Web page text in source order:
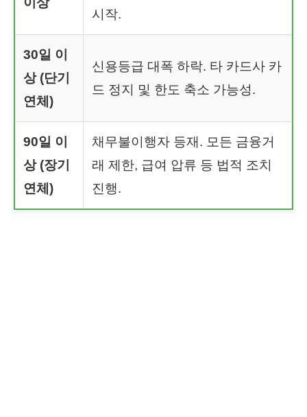
시작.
30일 이
상 (단기
연체)
신용등급 대폭 하락. 타 카드사 카
드 정지 및 한도 축소 가능성.
90일 이
상 (장기
연체)
채무불이행자 등재. 모든 금융거
래 제한, 급여 압류 등 법적 조치
진행.